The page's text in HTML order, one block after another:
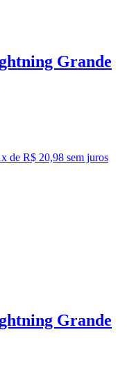
Grande
x de R$ 20,98 sem juros
Grande